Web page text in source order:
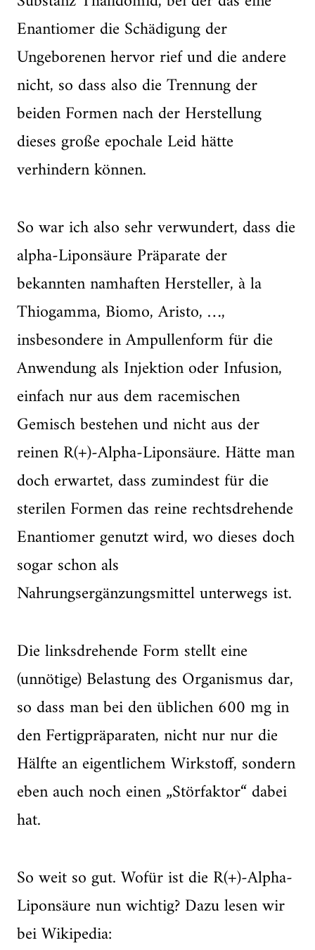
Enantiomer die Schädigung der
Ungeborenen hervor rief und die andere
nicht, so dass also die Trennung der
beiden Formen nach der Herstellung
dieses große epochale Leid hätte
verhindern können.
So war ich also sehr verwundert, dass die
alpha-Liponsäure Präparate der
bekannten namhaften Hersteller, à la
Thiogamma, Biomo, Aristo, …,
insbesondere in Ampullenform für die
Anwendung als Injektion oder Infusion,
einfach nur aus dem racemischen
Gemisch bestehen und nicht aus der
reinen R(+)-Alpha-Liponsäure. Hätte man
doch erwartet, dass zumindest für die
sterilen Formen das reine rechtsdrehende
Enantiomer genutzt wird, wo dieses doch
sogar schon als
Nahrungsergänzungsmittel unterwegs ist.
Die linksdrehende Form stellt eine
(unnötige) Belastung des Organismus dar,
so dass man bei den üblichen 600 mg in
den Fertigpräparaten, nicht nur nur die
Hälfte an eigentlichem Wirkstoff, sondern
eben auch noch einen „Störfaktor“ dabei
hat.
So weit so gut. Wofür ist die R(+)-Alpha-
Liponsäure nun wichtig? Dazu lesen wir
bei Wikipedia: